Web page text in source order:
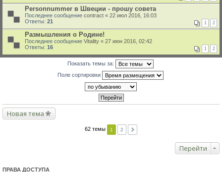
Personnummer в Швеции - прошу совета
Последнее сообщение contract « 22 июл 2016, 16:03
Ответы: 21 1 2
Размышления о Родине!
Последнее сообщение Vitality « 27 июн 2016, 02:42
Ответы: 16 1 2
Показать темы за:
Поле сортировки
Новая тема
62 темы 1 2
Перейти
ПРАВА ДОСТУПА